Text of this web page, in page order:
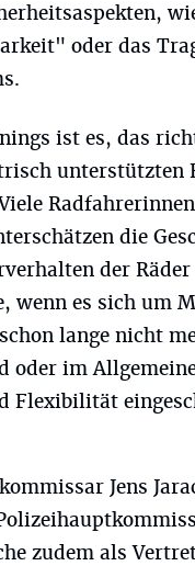
oder das
ist es, das
unterstützten
die
der
wenn es sich um
lange nicht
oder im
Flexibilität
Jens
zudem als